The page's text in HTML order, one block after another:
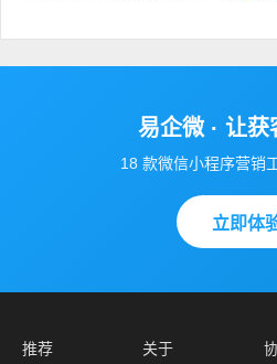
易企微 · 让获
18 款微信小程序营销
立即体
推荐 关于